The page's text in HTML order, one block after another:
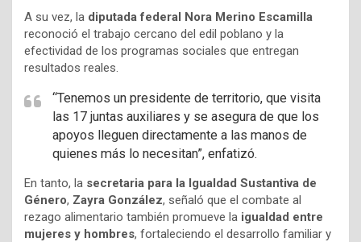
A su vez, la diputada federal Nora Merino Escamilla
reconoció el trabajo cercano del edil poblano y la
efectividad de los programas sociales que entregan
resultados reales.
“Tenemos un presidente de territorio, que visita
las 17 juntas auxiliares y se asegura de que los
apoyos lleguen directamente a las manos de
quienes más lo necesitan”, enfatizó.
En tanto, la secretaria para la Igualdad Sustantiva de
Género, Zayra González, señaló que el combate al
rezago alimentario también promueve la igualdad entre
mujeres y hombres, fortaleciendo el desarrollo familiar y